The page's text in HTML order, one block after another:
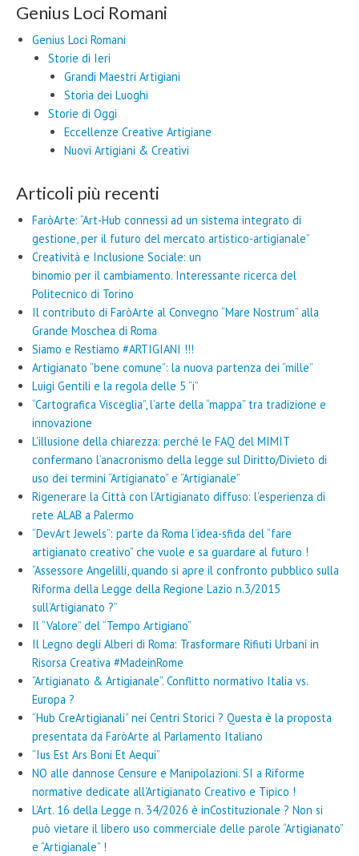
Genius Loci Romani
Genius Loci Romani
Storie di Ieri
Grandi Maestri Artigiani
Storia dei Luoghi
Storie di Oggi
Eccellenze Creative Artigiane
Nuovi Artigiani & Creativi
Articoli più recenti
FaròArte: “Art-Hub connessi ad un sistema integrato di
gestione, per il futuro del mercato artistico-artigianale”
Creatività e Inclusione Sociale: un
binomio per il cambiamento. Interessante ricerca del
Politecnico di Torino
Il contributo di FaròArte al Convegno “Mare Nostrum” alla
Grande Moschea di Roma
Siamo e Restiamo #ARTIGIANI !!!
Artigianato “bene comune”: la nuova partenza dei “mille”
Luigi Gentili e la regola delle 5 “i”
“Cartografica Visceglia”, l’arte della “mappa” tra tradizione e
innovazione
L’illusione della chiarezza: perché le FAQ del MIMIT
confermano l’anacronismo della legge sul Diritto/Divieto di
uso dei termini “Artigianato” e “Artigianale”
Rigenerare la Città con l’Artigianato diffuso: l’esperienza di
rete ALAB a Palermo
“DevArt Jewels”: parte da Roma l’idea-sfida del “fare
artigianato creativo” che vuole e sa guardare al futuro !
“Assessore Angelilli, quando si apre il confronto pubblico sulla
Riforma della Legge della Regione Lazio n.3/2015
sull’Artigianato ?”
Il “Valore” del “Tempo Artigiano”
Il Legno degli Alberi di Roma: Trasformare Rifiuti Urbani in
Risorsa Creativa #MadeinRome
“Artigianato & Artigianale”. Conflitto normativo Italia vs.
Europa ?
“Hub CreArtigianali” nei Centri Storici ? Questa è la proposta
presentata da FaròArte al Parlamento Italiano
“Ius Est Ars Boni Et Aequi”
NO alle dannose Censure e Manipolazioni. SI a Riforme
normative dedicate all’Artigianato Creativo e Tipico !
L’Art. 16 della Legge n. 34/2026 è inCostituzionale ? Non si
può vietare il libero uso commerciale delle parole “Artigianato”
e “Artigianale” !